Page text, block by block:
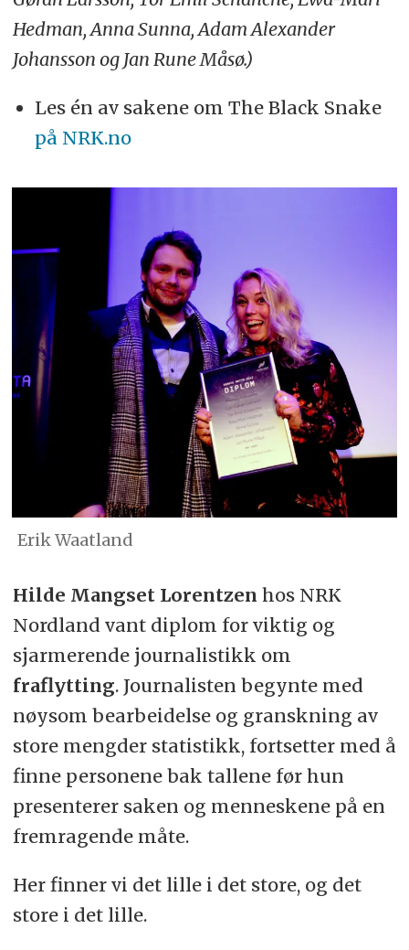
Hedman, Anna Sunna, Adam Alexander
Johansson og Jan Rune Måsø.)
Les én av sakene om The Black Snake
på NRK.no
Erik Waatland
Hilde Mangset Lorentzen hos NRK
Nordland vant diplom for viktig og
sjarmerende journalistikk om
fraflytting. Journalisten begynte med
nøysom bearbeidelse og granskning av
store mengder statistikk, fortsetter med å
finne personene bak tallene før hun
presenterer saken og menneskene på en
fremragende måte.
Her finner vi det lille i det store, og det
store i det lille.